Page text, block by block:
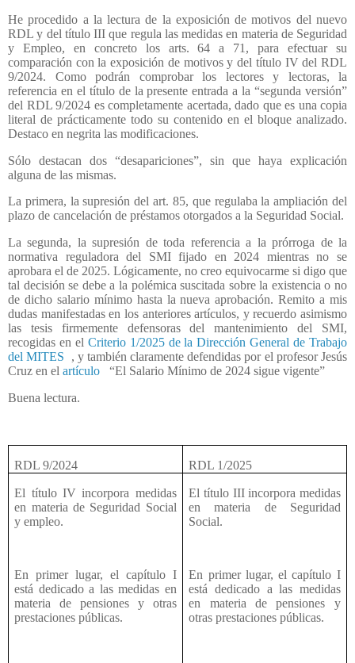
He procedido a la lectura de la exposición de motivos del nuevo
RDL y del título III que regula las medidas en materia de Seguridad
y Empleo, en concreto los arts. 64 a 71, para efectuar su
comparación con la exposición de motivos y del título IV del RDL
9/2024. Como podrán comprobar los lectores y lectoras, la
referencia en el título de la presente entrada a la “segunda versión”
del RDL 9/2024 es completamente acertada, dado que es una copia
literal de prácticamente todo su contenido en el bloque analizado.
Destaco en negrita las modificaciones.
Sólo destacan dos “desapariciones”, sin que haya explicación
alguna de las mismas.
La primera, la supresión del art. 85, que regulaba la ampliación del
plazo de cancelación de préstamos otorgados a la Seguridad Social.
La segunda, la supresión de toda referencia a la prórroga de la
normativa reguladora del SMI fijado en 2024 mientras no se
aprobara el de 2025. Lógicamente, no creo equivocarme si digo que
tal decisión se debe a la polémica suscitada sobre la existencia o no
de dicho salario mínimo hasta la nueva aprobación. Remito a mis
dudas manifestadas en los anteriores artículos, y recuerdo asimismo
las tesis firmemente defensoras del mantenimiento del SMI,
recogidas en el Criterio 1/2025 de la Dirección General de Trabajo
del MITES
, y también claramente defendidas por el profesor Jesús
Cruz en el artículo
“El Salario Mínimo de 2024 sigue vigente”
Buena lectura.
RDL 9/2024 RDL 1/2025
El título IV incorpora medidas
en materia de Seguridad Social
y empleo.
En primer lugar, el capítulo I
está dedicado a las medidas en
materia de pensiones y otras
prestaciones públicas.
El título III incorpora medidas
en materia de Seguridad
Social.
En primer lugar, el capítulo I
está dedicado a las medidas
en materia de pensiones y
otras prestaciones públicas.